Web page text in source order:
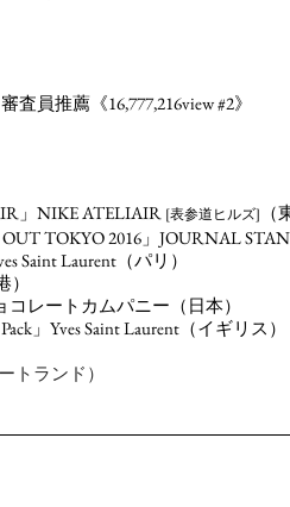
員推薦《16,777,216view #2》
」NIKE ATELIAIR [表参道ヒルズ]
（
TOKYO 2016」JOURNAL
Saint Laurent（パリ）
レートカムパニー（日本）
」Yves Saint Laurent（イギリス）
トランド）